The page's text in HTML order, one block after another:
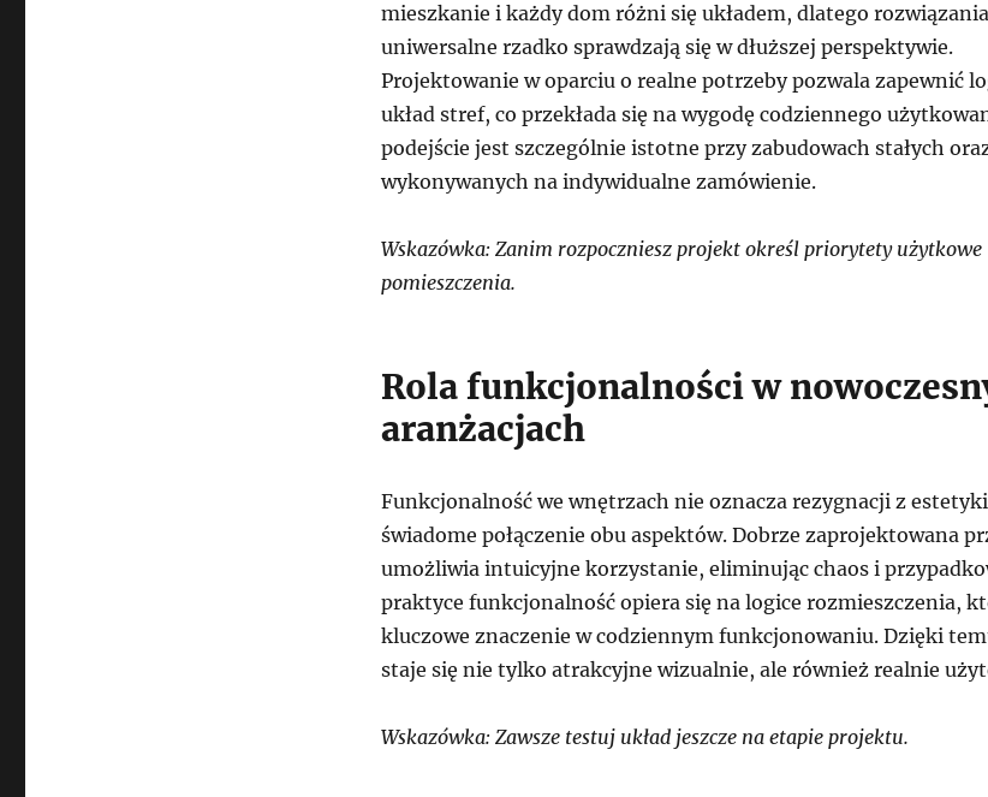
mieszkanie i każdy dom różni się układem, dlatego rozwiązania
uniwersalne rzadko sprawdzają się w dłuższej perspektywie.
Projektowanie w oparciu o realne potrzeby pozwala zapewnić
układ stref, co przekłada się na wygodę codziennego
podejście jest szczególnie istotne przy zabudowach stałych
wykonywanych na indywidualne zamówienie.
Wskazówka: Zanim rozpoczniesz projekt określ priorytety użytkowe
pomieszczenia.
Rola funkcjonalności w
aranżacjach
Funkcjonalność we wnętrzach nie oznacza rezygnacji z
świadome połączenie obu aspektów. Dobrze zaprojektowana
umożliwia intuicyjne korzystanie, eliminując chaos i
praktyce funkcjonalność opiera się na logice rozmieszczenia,
kluczowe znaczenie w codziennym funkcjonowaniu. Dzięki
staje się nie tylko atrakcyjne wizualnie, ale również realnie
Wskazówka: Zawsze testuj układ jeszcze na etapie projektu.